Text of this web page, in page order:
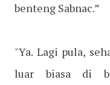
benteng Sabnac.”
"Ya. Lagi pula,
luar biasa di